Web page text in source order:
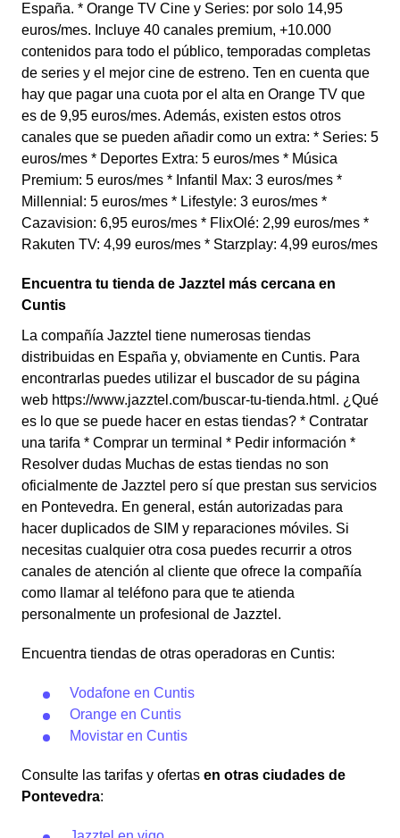
España. * Orange TV Cine y Series: por solo 14,95
euros/mes. Incluye 40 canales premium, +10.000
contenidos para todo el público, temporadas completas
de series y el mejor cine de estreno. Ten en cuenta que
hay que pagar una cuota por el alta en Orange TV que
es de 9,95 euros/mes. Además, existen estos otros
canales que se pueden añadir como un extra: * Series: 5
euros/mes * Deportes Extra: 5 euros/mes * Música
Premium: 5 euros/mes * Infantil Max: 3 euros/mes *
Millennial: 5 euros/mes * Lifestyle: 3 euros/mes *
Cazavision: 6,95 euros/mes * FlixOlé: 2,99 euros/mes *
Rakuten TV: 4,99 euros/mes * Starzplay: 4,99 euros/mes
Encuentra tu tienda de Jazztel más cercana en
Cuntis
La compañía Jazztel tiene numerosas tiendas
distribuidas en España y, obviamente en Cuntis. Para
encontrarlas puedes utilizar el buscador de su página
web https://www.jazztel.com/buscar-tu-tienda.html. ¿Qué
es lo que se puede hacer en estas tiendas? * Contratar
una tarifa * Comprar un terminal * Pedir información *
Resolver dudas Muchas de estas tiendas no son
oficialmente de Jazztel pero sí que prestan sus servicios
en Pontevedra. En general, están autorizadas para
hacer duplicados de SIM y reparaciones móviles. Si
necesitas cualquier otra cosa puedes recurrir a otros
canales de atención al cliente que ofrece la compañía
como llamar al teléfono para que te atienda
personalmente un profesional de Jazztel.
Encuentra tiendas de otras operadoras en Cuntis:
Vodafone en Cuntis
Orange en Cuntis
Movistar en Cuntis
Consulte las tarifas y ofertas en otras ciudades de
Pontevedra: